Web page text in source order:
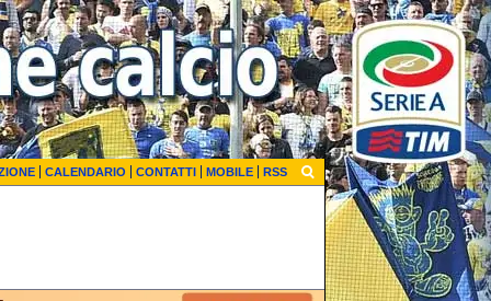
CALENDARIO CONTATTI MOBILE RSS